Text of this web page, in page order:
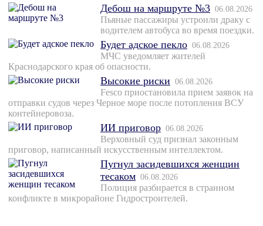
Дебош на маршруте №3 06.08.2026
Пьяные пассажиры устроили драку с
водителем автобуса во время поездки.
Будет адское пекло 06.08.2026
МЧС уведомляет жителей
Краснодарского края об опасности.
Высокие риски 06.08.2026
Fesco приостановила прием заявок на
отправки судов через Черное море после потопления ВСУ
контейнеровоза.
ИИ приговор 06.08.2026
Верховный суд признал законным
приговор, написанный искусственным интеллектом.
Пугнул засидевшихся женщин
тесаком 06.08.2026
Полиция разбирается в странном
конфликте в микрорайоне Гидростроителей.